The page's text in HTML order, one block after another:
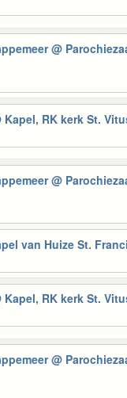
@
Kapel, RK kerk St.
@
van Huize St.
Kapel, RK kerk St.
@